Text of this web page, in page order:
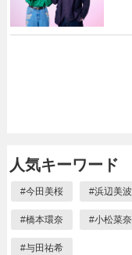
人気キーワード
#今田美桜 #浜辺美波
#橋本環奈 #小松菜奈
#与田祐希